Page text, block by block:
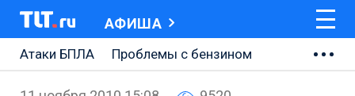
АФИША
Атаки БПЛА
Проблемы с бензином
АВТОВАЗ